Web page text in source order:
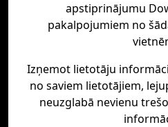
apstiprinājumu
pakalpojumiem no
Izņemot lietotāju
no saviem lietotājiem,
neuzglabā nevienu